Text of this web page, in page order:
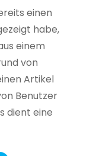
einen
habe,
einem
von
Artikel
Benutzer
dient eine